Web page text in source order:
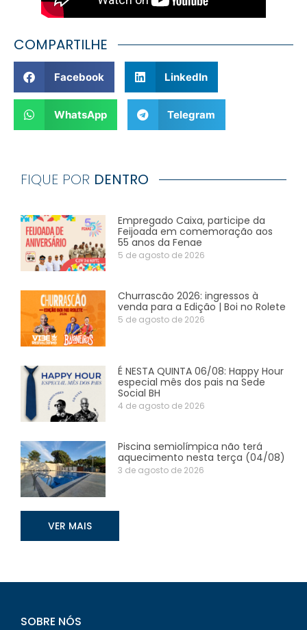
COMPARTILHE
Facebook LinkedIn
WhatsApp Telegram
FIQUE POR DENTRO
Empregado Caixa, participe da
Feijoada em comemoração aos
55 anos da Fenae
5 de agosto de 2026
Churrascão 2026: ingressos à
venda para a Edição | Boi no Rolete
5 de agosto de 2026
É NESTA QUINTA 06/08: Happy Hour
especial mês dos pais na Sede
Social BH
4 de agosto de 2026
Piscina semiolímpica não terá
aquecimento nesta terça (04/08)
3 de agosto de 2026
VER MAIS
SOBRE NÓS